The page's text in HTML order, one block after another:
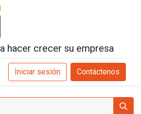
a hacer crecer su empresa
Iniciar sesión Contáctenos